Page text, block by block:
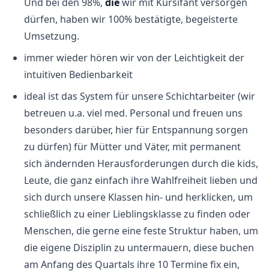
dürfen, haben wir 100% bestätigte, begeisterte
Umsetzung.
immer wieder hören wir von der Leichtigkeit der
intuitiven Bedienbarkeit
ideal ist das System für unsere Schichtarbeiter (wir
betreuen u.a. viel med. Personal und freuen uns
besonders darüber, hier für Entspannung sorgen
zu dürfen) für Mütter und Väter, mit permanent
sich ändernden Herausforderungen durch die kids,
Leute, die ganz einfach ihre Wahlfreiheit lieben und
sich durch unsere Klassen hin- und herklicken, um
schließlich zu einer Lieblingsklasse zu finden oder
Menschen, die gerne eine feste Struktur haben, um
die eigene Disziplin zu untermauern, diese buchen
am Anfang des Quartals ihre 10 Termine fix ein,